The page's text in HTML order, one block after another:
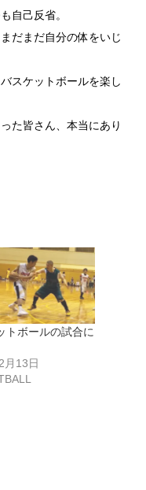
自己反省。
だまだ自分の体をいじ
スケットボールを楽し
た皆さん、本当にあり
トボールの試合に
月13日